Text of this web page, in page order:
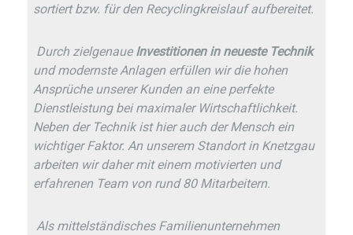
sortiert bzw. für den Recyclingkreislauf aufbereitet.
Durch zielgenaue Investitionen in neueste Technik
und modernste Anlagen erfüllen wir die hohen
Ansprüche unserer Kunden an eine perfekte
Dienstleistung bei maximaler Wirtschaftlichkeit.
Neben der Technik ist hier auch der Mensch ein
wichtiger Faktor. An unserem Standort in Knetzgau
arbeiten wir daher mit einem motivierten und
erfahrenen Team von rund 80 Mitarbeitern.
Als mittelständisches Familienunternehmen